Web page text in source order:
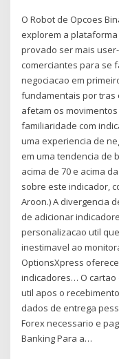
O Robot de Opcoes
explorem a
provado ser mais
comerciantes para se
negociacao em
fundamentais por tras
afetam os
familiaridade com
uma experiencia de
em uma tendencia de
acima de 70 e acima
sobre este indicador,
Aroon.) A divergencia
de adicionar
personalizacao util
inestimavel ao
OptionsXpress
indicadores… O cartao
util apos o
dados de entrega
Forex necessario e
Banking Para a…